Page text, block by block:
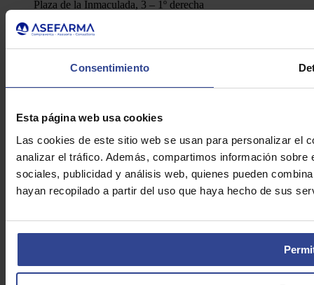
Consentimiento
Esta página web usa cookies
Las cookies de este sitio web se usan para personalizar el
analizar el tráfico. Además, compartimos información
sociales, publicidad y análisis web, quienes pueden
hayan recopilado a partir del uso que haya hecho de sus
Plaza de la Inmaculada, 3 – 1º derecha
Telf.: 91 448 84 22
Política de Privacidad
Cookies